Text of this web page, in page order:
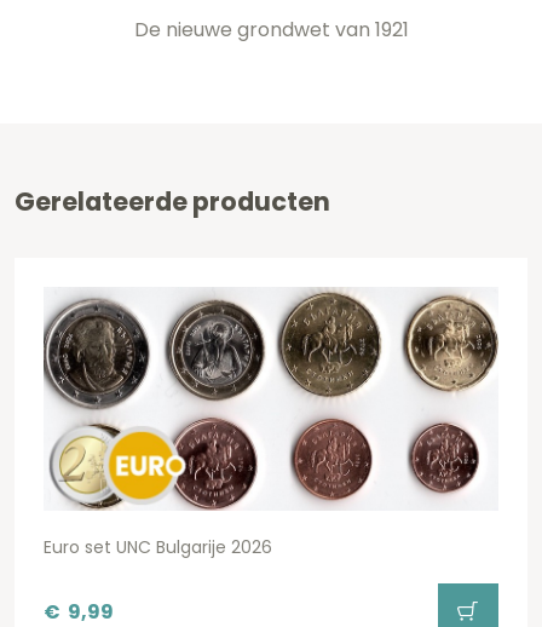
De nieuwe grondwet van 1921
Gerelateerde producten
Euro set UNC Bulgarije 2026
€ 9,99